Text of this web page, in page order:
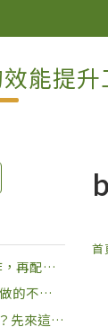
能提升
再配角
的不是
先來這裡
首